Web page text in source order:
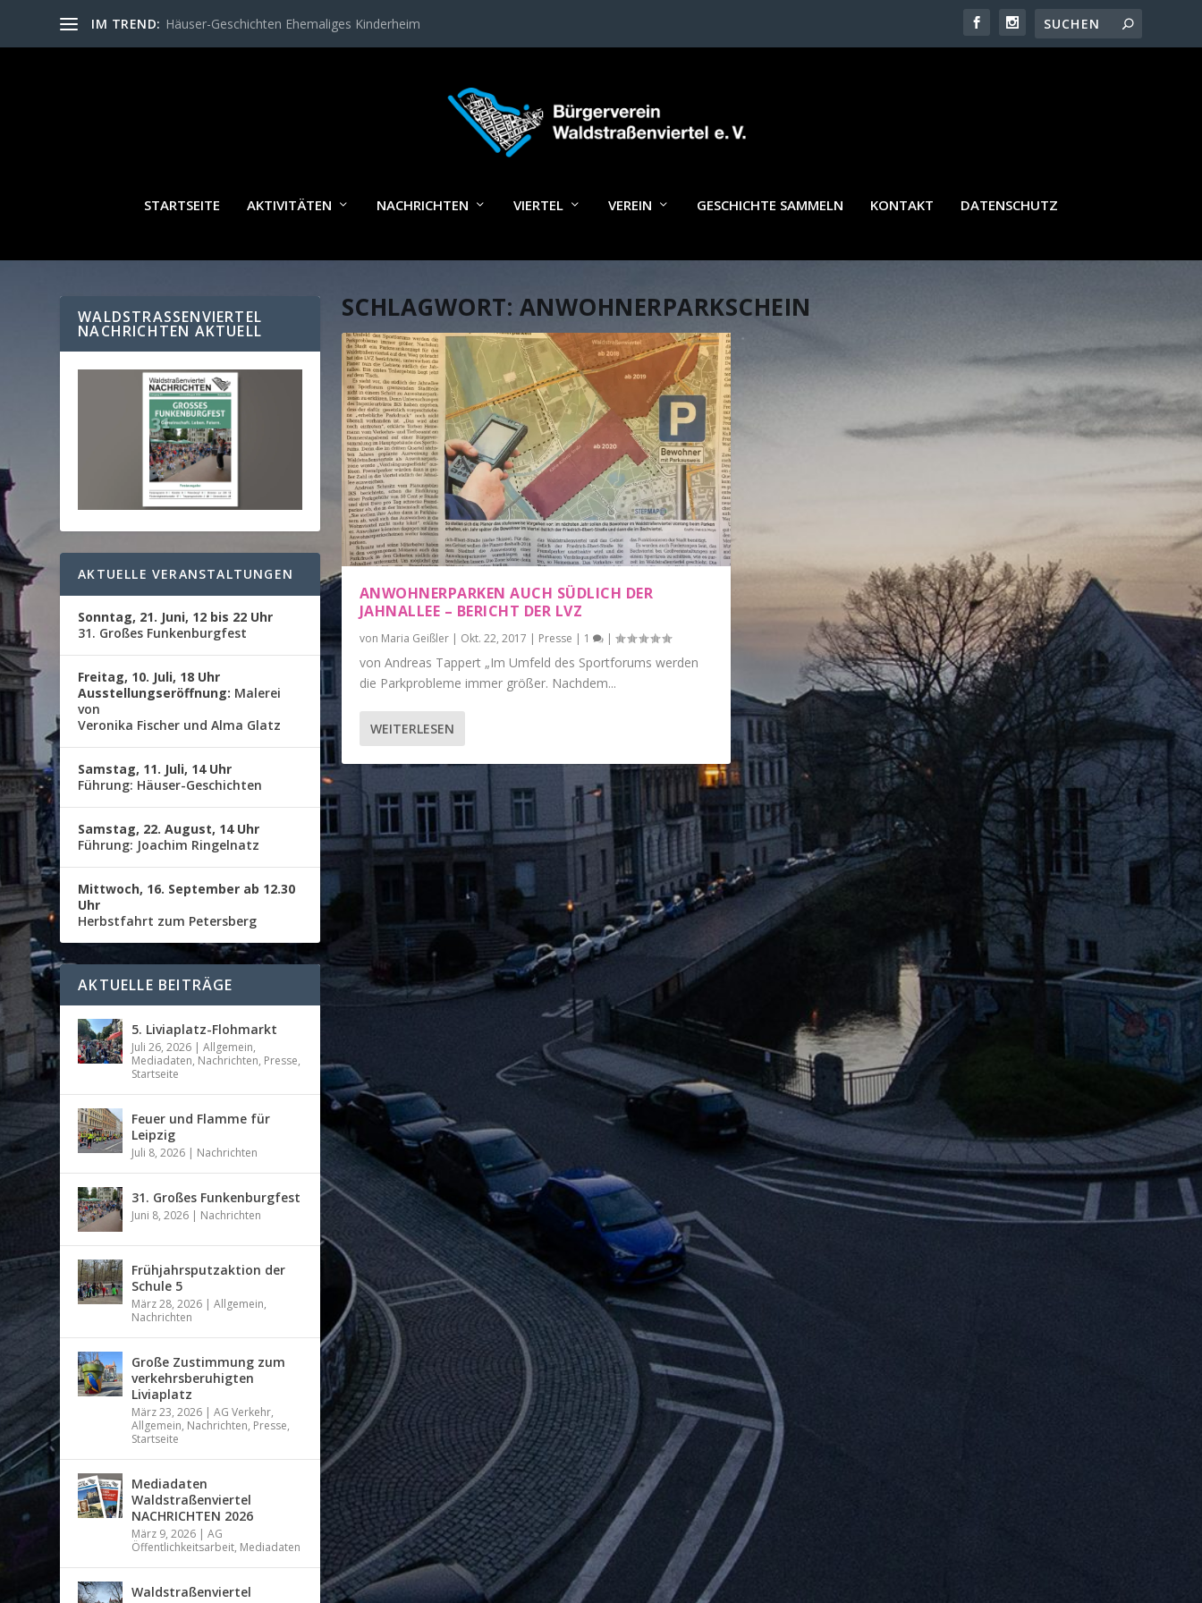
IM TREND: Häuser-Geschichten Ehemaliges Kinderheim
STARTSEITE AKTIVITÄTEN NACHRICHTEN VIERTEL VEREIN GESCHICHTE SAMMELN KONTAKT DATENSCHUTZ
SCHLAGWORT: ANWOHNERPARKSCHEIN
ANWOHNERPARKEN AUCH SÜDLICH DER
JAHNALLEE – BERICHT DER LVZ
von Maria Geißler| Okt. 22, 2017 | Presse | 1 |
von Andreas Tappert „Im Umfeld des Sportforums werden
die Parkprobleme immer größer. Nachdem...
WEITERLESEN
WALDSTRASSENVIERTEL N
ACHRICHTEN AKTUELL
AKTUELLE VERANSTALTUNGEN
Sonntag, 21. Juni, 12 bis 22 Uhr
31. Großes Funkenburgfest
Freitag, 10. Juli, 18 Uhr
Ausstellungseröffnung: Malerei
von
Veronika Fischer und Alma Glatz
Samstag, 11. Juli, 14 Uhr
Führung: Häuser-Geschichten
Samstag, 22. August, 14 Uhr
Führung: Joachim Ringelnatz
Mittwoch, 16. September ab 12.30
Uhr
Herbstfahrt zum Petersberg
AKTUELLE BEITRÄGE
5. Liviaplatz-Flohmarkt
Juli 26, 2026 |Allgemein,
Mediadaten, Nachrichten, Presse,
Startseite
Feuer und Flamme für
Leipzig
Juli 8, 2026 | Nachrichten
31. Großes Funkenburgfest
Juni 8, 2026 | Nachrichten
Frühjahrsputzaktion der
Schule 5
März 28, 2026 |Allgemein,
Nachrichten
Große Zustimmung zum
verkehrsberuhigten
Liviaplatz
März 23, 2026 |AG Verkehr,
Allgemein, Nachrichten, Presse,
Startseite
Mediadaten
Waldstraßenviertel
NACHRICHTEN 2026
März 9, 2026 |AG
Öffentlichkeitsarbeit, Mediadaten
Waldstraßenviertel